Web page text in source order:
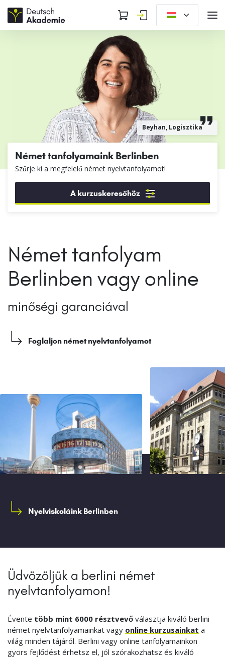
Német tanfolyam
Berlinben vagy online
minőségi garanciával
Foglaljon német nyelvtanfolyamot
Beyhan, Logisztika
Német tanfolyamaink Berlinben
Szűrje ki a megfelelő német nyelvtanfolyamot!
A kurzuskeresőhöz
Nyelviskoláink Berlinben
Üdvözöljük a berlini német
nyelvtanfolyamon!
Évente több mint 6000 résztvevő választja kiváló berlini
német nyelvtanfolyamainkat vagy online kurzusainkat a
világ minden tájáról. Berlini vagy online tanfolyamainkon
gyors fejlődést érhetsz el, jól szórakozhatsz és kiváló